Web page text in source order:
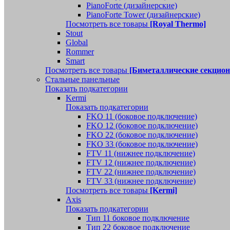
PianoForte (дизайнерские)
PianoForte Tower (дизайнерские)
Посмотреть все товары [Royal Thermo]
Stout
Global
Rommer
Smart
Посмотреть все товары [Биметаллические
Стальные панельные
Показать подкатегории
Kermi
Показать подкатегории
FKO 11 (боковое подключение)
FKO 12 (боковое подключение)
FKO 22 (боковое подключение)
FKO 33 (боковое подключение)
FTV 11 (нижнее подключение)
FTV 12 (нижнее подключение)
FTV 22 (нижнее подключение)
FTV 33 (нижнее подключение)
Посмотреть все товары [Kermi]
Axis
Показать подкатегории
Тип 11 боковое подключение
Тип 22 боковое подключение